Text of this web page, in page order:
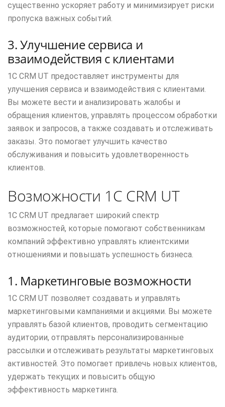
существенно ускоряет работу и минимизирует риски
пропуска важных событий.
3. Улучшение сервиса и
взаимодействия с клиентами
1С CRM UT предоставляет инструменты для
улучшения сервиса и взаимодействия с клиентами.
Вы можете вести и анализировать жалобы и
обращения клиентов, управлять процессом обработки
заявок и запросов, а также создавать и отслеживать
заказы. Это помогает улучшить качество
обслуживания и повысить удовлетворенность
клиентов.
Возможности 1С CRM UT
1С CRM UT предлагает широкий спектр
возможностей, которые помогают собственникам
компаний эффективно управлять клиентскими
отношениями и повышать успешность бизнеса.
1. Маркетинговые возможности
1С CRM UT позволяет создавать и управлять
маркетинговыми кампаниями и акциями. Вы можете
управлять базой клиентов, проводить сегментацию
аудитории, отправлять персонализированные
рассылки и отслеживать результаты маркетинговых
активностей. Это помогает привлечь новых клиентов,
удержать текущих и повысить общую
эффективность маркетинга.